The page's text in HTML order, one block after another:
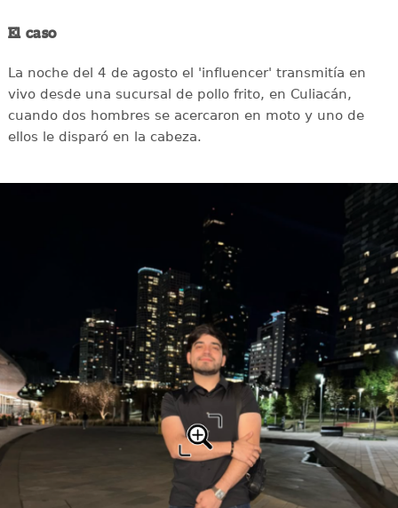
El caso
La noche del 4 de agosto el 'influencer' transmitía en
vivo desde una sucursal de pollo frito, en Culiacán,
cuando dos hombres se acercaron en moto y uno de
ellos le disparó en la cabeza.